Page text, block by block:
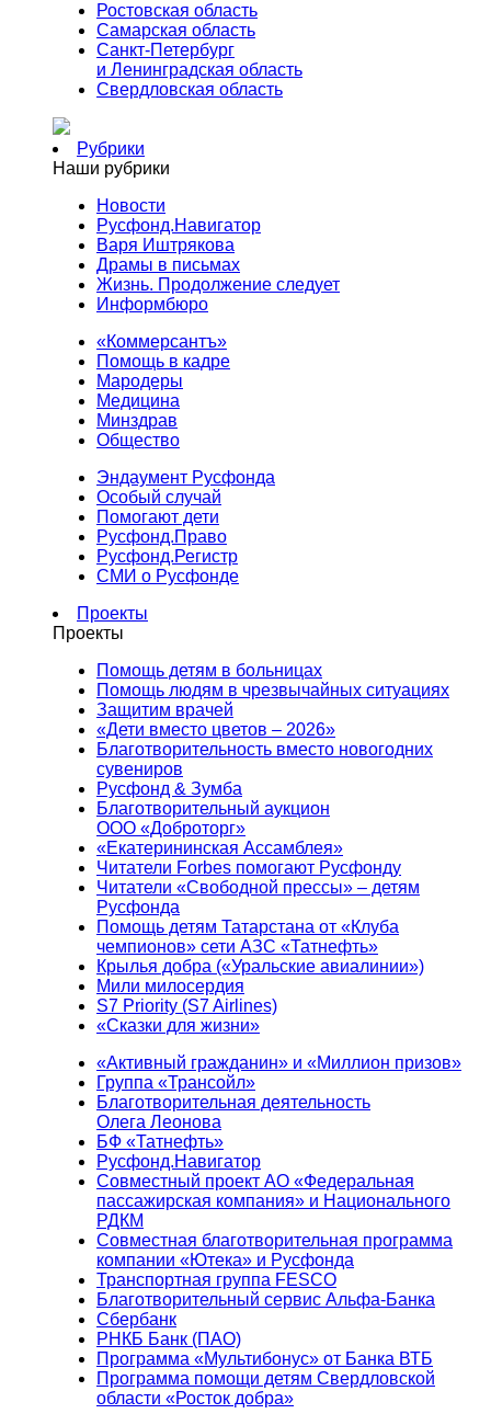
Ростовская область
Самарская область
Санкт-Петербург
и Ленинградская область
Свердловская область
Рубрики
Наши рубрики
Новости
Русфонд.Навигатор
Варя Иштрякова
Драмы в письмах
Жизнь. Продолжение следует
Информбюро
«Коммерсантъ»
Помощь в кадре
Мародеры
Медицина
Минздрав
Общество
Эндаумент Русфонда
Особый случай
Помогают дети
Русфонд.Право
Русфонд.Регистр
СМИ о Русфонде
Проекты
Проекты
Помощь детям в больницах
Помощь людям в чрезвычайных ситуациях
Защитим врачей
«Дети вместо цветов – 2026»
Благотворительность вместо новогодних
сувениров
Русфонд & Зумба
Благотворительный аукцион
ООО «Доброторг»
«Екатерининская Ассамблея»
Читатели Forbes помогают Русфонду
Читатели «Свободной прессы» – детям
Русфонда
Помощь детям Татарстана от «Клуба
чемпионов» сети АЗС «Татнефть»
Крылья добра («Уральские авиалинии»)
Мили милосердия
S7 Priority (S7 Airlines)
«Сказки для жизни»
«Активный гражданин» и «Миллион призов»
Группа «Трансойл»
Благотворительная деятельность
Олега Леонова
БФ «Татнефть»
Русфонд.Навигатор
Совместный проект АО «Федеральная
пассажирская компания» и Национального
РДКМ
Совместная благотворительная программа
компании «Ютека» и Русфонда
Транспортная группа FESCO
Благотворительный сервис Альфа-Банка
Сбербанк
РНКБ Банк (ПАО)
Программа «Мультибонус» от Банка ВТБ
Программа помощи детям Свердловской
области «Росток добра»